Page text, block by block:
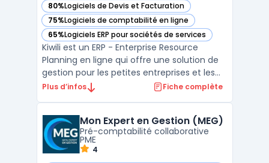
80%Logiciels de Devis et Facturation
— voir Kiwili dans cette catégorie
75%Logiciels de comptabilité en ligne
— voir Kiwili dans cette catégorie
65%Logiciels ERP pour sociétés de services
— voir Kiwili dans cette catégorie
Kiwili est un ERP - Enterprise Resource
Planning en ligne qui offre une solution de
gestion pour les petites entreprises et les
travailleurs autonomes. Kiwili permet une
création de devis, la gestion de stock et la g
...
Plus d’infos Fiche complète
Mon Expert en Gestion (MEG)
Pré-comptabilité collaborative
PME
4